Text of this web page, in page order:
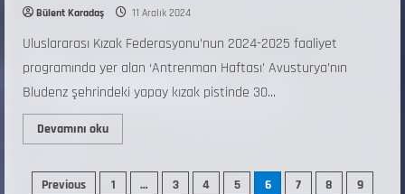
Bülent Karadaş 11 Aralık 2024
Uluslararası Kızak Federasyonu’nun 2024-2025 faaliyet
programında yer alan ‘Antrenman Haftası’ Avusturya’nın
Bludenz şehrindeki yapay kızak pistinde 30...
Devamını oku
Previous 1 … 3 4 5 6 7 8
9